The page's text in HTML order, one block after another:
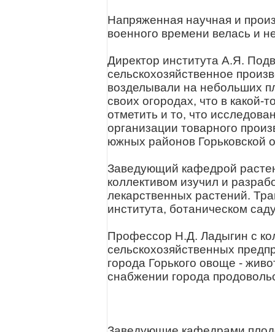
Напряженная научная и
военного времени велась и
Директор института А.Я.
сельскохозяйственное
возделывали на небольших
своих огородах, что в
отметить и то, что
организации товарного
южных районов Горьковской
Заведующий кафедрой
коллективом изучил и
лекарственных растений.
института, ботаническом
Профессор Н.Д. Ладыгин с
сельскохозяйственных
города Горького овоще -
снабжении города